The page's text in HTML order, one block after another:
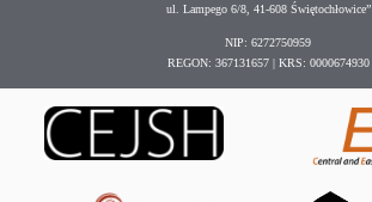
ul. Lampego 6/8, 41-608 Świętochłowice”
NIP: 6272750959
REGON: 367131657 | KRS: 0000674930